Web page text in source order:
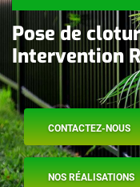
Pose de
Intervention
CONTACTEZ-NOUS
NOS RÉALISATIONS